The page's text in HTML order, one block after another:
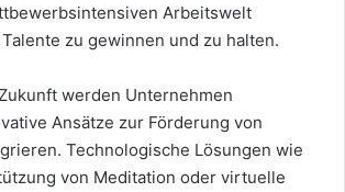
Arbeitswelt
zu gewinnen und zu halten.
werden Unternehmen
Ansätze zur Förderung von
Technologische Lösungen wie
von Meditation oder virtuelle